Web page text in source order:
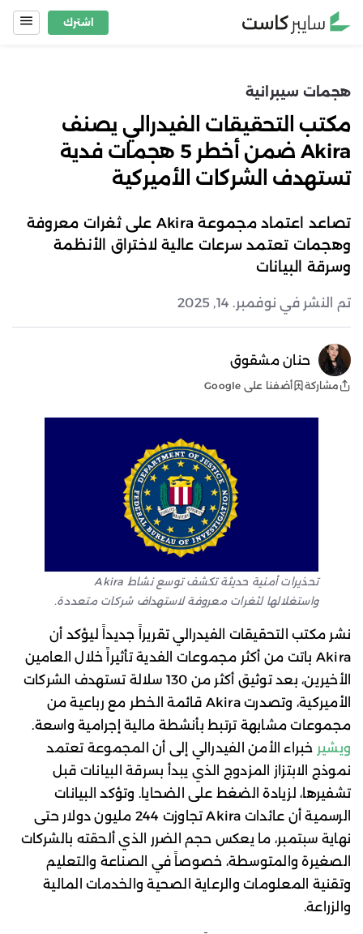
Skip
اشترك
هجمات سيبرانية
مكتب التحقيقات الفيدرالي يصنف
Akira ضمن أخطر 5 هجمات فدية
تستهدف الشركات الأميركية
تصاعد اعتماد مجموعة Akira على ثغرات معروفة
وهجمات تعتمد سرعات عالية لاختراق الأنظمة
وسرقة البيانات
تم النشر في نوفمبر. 14, 2025
حنان مشقوق
مشاركة أضفنا على Google
تحذيرات أمنية حديثة تكشف توسع نشاط Akira
واستغلالها لثغرات معروفة لاستهداف شركات متعددة.
نشر مكتب التحقيقات الفيدرالي تقريراً جديداً ليؤكد أن
Akira باتت من أكثر مجموعات الفدية تأثيراً خلال العامين
الأخيرين، بعد توثيق أكثر من 130 سلالة تستهدف الشركات
الأميركية، وتصدرت Akira قائمة الخطر مع رباعية من
مجموعات مشابهة ترتبط بأنشطة مالية إجرامية واسعة.
ويشير خبراء الأمن الفيدرالي إلى أن المجموعة تعتمد
نموذج الابتزاز المزدوج الذي يبدأ بسرقة البيانات قبل
تشفيرها، لزيادة الضغط على الضحايا. وتؤكد البيانات
الرسمية أن عائدات Akira تجاوزت 244 مليون دولار حتى
نهاية سبتمبر، ما يعكس حجم الضرر الذي ألحقته بالشركات
الصغيرة والمتوسطة، خصوصاً في الصناعة والتعليم
وتقنية المعلومات والرعاية الصحية والخدمات المالية
والزراعة.